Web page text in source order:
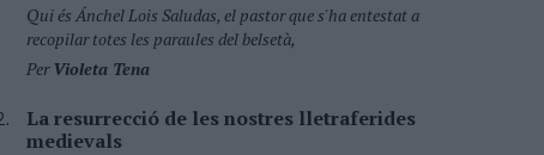
Qui és Ánchel Lois Saludas, el pastor que s'ha entestat a
recopilar totes les paraules del belsetà,
PerVioleta Tena
La resurrecció de les nostres lletraferides
medievals